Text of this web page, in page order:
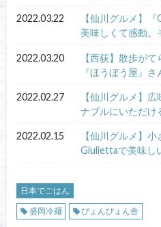
2022.03.22
【仙川グルメ】
美味しくて感動。
2022.03.20
【西荻】散歩が
『ほうぼう屋』
2022.02.27
【仙川グルメ】
ナブルにいただけ
2022.02.15
【仙川グルメ】
Giuliettaで美味し
日本でごはん
盛岡冷麺
ぴょんぴょん舎